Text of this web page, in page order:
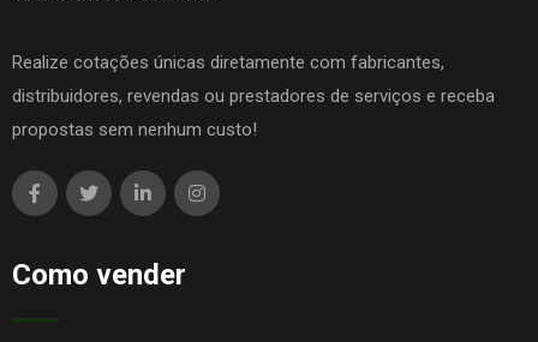
Realize cotações únicas diretamente com fabricantes,
distribuidores, revendas ou prestadores de serviços e receba
propostas sem nenhum custo!
Como vender